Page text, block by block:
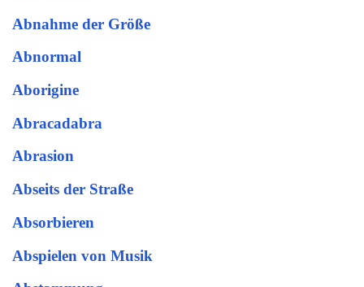
Abnahme der Größe
Abnormal
Aborigine
Abracadabra
Abrasion
Abseits der Straße
Absorbieren
Abspielen von Musik